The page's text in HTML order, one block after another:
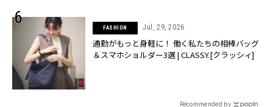
FASHION Jul, 29, 2026
通勤がもっと身軽に！ 働く私たちの相棒バッグ
＆スマホショルダー3選 | CLASSY.[クラッシィ]
Recommended by